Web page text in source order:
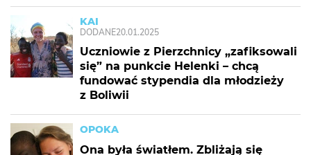
KAI
DODANE20.01.2025
Uczniowie z Pierzchnicy „zafiksowali
się” na punkcie Helenki – chcą
fundować stypendia dla młodzieży
z Boliwii
OPOKA
Ona była światłem. Zbliżają się